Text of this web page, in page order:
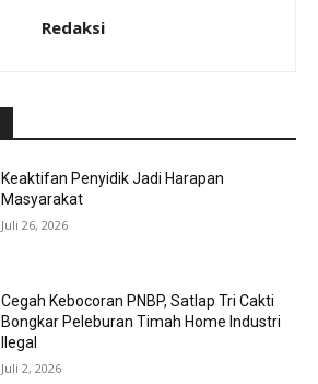
Redaksi
Keaktifan Penyidik Jadi Harapan
Masyarakat
Juli 26, 2026
Cegah Kebocoran PNBP, Satlap Tri Cakti
Bongkar Peleburan Timah Home Industri
Ilegal
Juli 2, 2026